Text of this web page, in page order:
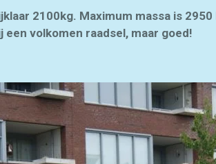
2100kg. Maximum massa is
volkomen raadsel, maar goed!